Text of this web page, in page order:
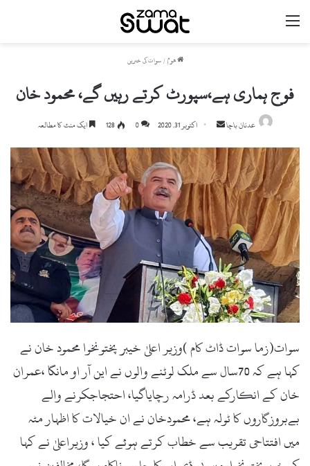
مینو
ھوم / سوات کی خبریں
فوج ہماری ہے،سپورٹ کرتے رہیں گے، محمود خان
عدنان باچا
Send
email
اکتوبر 31, 2020 0
128 ایک منٹ کا مطالعہ
سوات(زما سوات ڈاٹ کام )وزیر اعلیٰ خیبر پختونخوا محمود خان نے
کہا ہے کہ 70سال سے ملک لوٹنے والوں نے این آر او مانگا ،عمران
خان کے انکارکے بعد ڈرامہ رچایاگیا، احتجاجکرنے والے
بےبروزگاروں کا ٹولہ ہے، محمودخان نے ان خیالات کا اظہار مٹہ
میں افتتاحی تقریب سے خطاب کرتے ہوئے کیا ، وزیراعلیٰ نے کہا